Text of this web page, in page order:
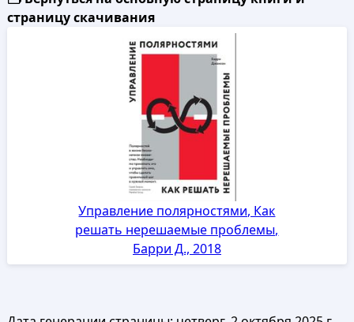
страницу скачивания
Управление полярностями, Как
решать нерешаемые проблемы,
Барри Д., 2018